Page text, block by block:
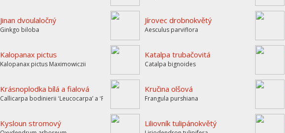
Jinan dvoulaločný
Ginkgo biloba
Jírovec drobnokvětý
Aesculus parviflora
Kalopanax pictus
Kalopanax pictus Maximowiczii
Katalpa trubačovitá
Catalpa bignoides
Krásnoplodka bílá a fialová
Callicarpa bodinierii ʻLeucocarpaʼ a ʻProfucionʼ
Kručina olšová
Frangula purshiana
Kysloun stromový Liliovník tulipánokvětý